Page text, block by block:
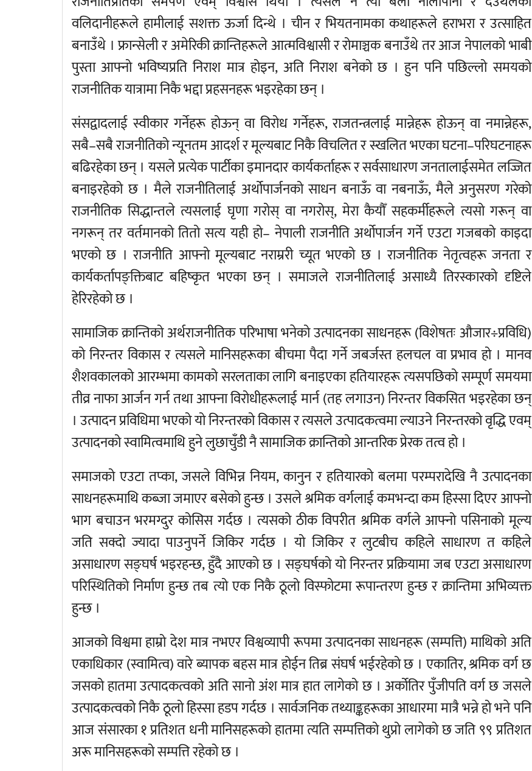
वलिदानीहरूले हामीलाई सशक्त ऊर्जा दिन्थे । चीन र भियतनामका कथाहरूले हराभरा र उत्साहित
बनाउँथे । फ्रान्सेली र अमेरिकी क्रान्तिहरूले आत्मविश्वासी र रोमाञ्चक बनाउँथे तर आज नेपालको भाबी
पुस्ता आफ्नो भविष्यप्रति निराश मात्र होइन, अति निराश बनेको छ । हुन पनि पछिल्लो समयको
राजनीतिक यात्रामा निकै भद्दा प्रहसनहरू भइरहेका छन् ।
संसद्वादलाई स्वीकार गर्नेहरू होऊन् वा विरोध गर्नेहरू, राजतन्त्रलाई मान्नेहरू होऊन् वा नमान्नेहरू,
सबै–सबै राजनीतिको न्यूनतम आदर्श र मूल्यबाट निकै विचलित र स्खलित भएका घटना–परिघटनाहरू
बढिरहेका छन् । यसले प्रत्येक पार्टीका इमानदार कार्यकर्ताहरू र सर्वसाधारण जनतालाईसमेत लज्जित
बनाइरहेको छ । मैले राजनीतिलाई अर्थोपार्जनको साधन बनाऊँ वा नबनाऊँ, मैले अनुसरण गरेको
राजनीतिक सिद्धान्तले त्यसलाई घृणा गरोस् वा नगरोस्, मेरा कैयौँ सहकर्मीहरूले त्यसो गरून् वा
नगरून् तर वर्तमानको तितो सत्य यही हो– नेपाली राजनीति अर्थोपार्जन गर्ने एउटा गजबको काइदा
भएको छ । राजनीति आफ्नो मूल्यबाट नराम्ररी च्यूत भएको छ । राजनीतिक नेतृत्वहरू जनता र
कार्यकर्तापङ्क्तिबाट बहिष्कृत भएका छन् । समाजले राजनीतिलाई असाध्यै तिरस्कारको दृष्टिले
हेरिरहेको छ ।
सामाजिक क्रान्तिको अर्थराजनीतिक परिभाषा भनेको उत्पादनका साधनहरू (विशेषतः औजार÷प्रविधि)
को निरन्तर विकास र त्यसले मानिसहरूका बीचमा पैदा गर्ने जबर्जस्त हलचल वा प्रभाव हो । मानव
शैशवकालको आरम्भमा कामको सरलताका लागि बनाइएका हतियारहरू त्यसपछिको सम्पूर्ण समयमा
तीव्र नाफा आर्जन गर्न तथा आफ्ना विरोधीहरूलाई मार्न (तह लगाउन) निरन्तर विकसित भइरहेका छन्
। उत्पादन प्रविधिमा भएको यो निरन्तरको विकास र त्यसले उत्पादकत्वमा ल्याउने निरन्तरको वृद्धि एवम्
उत्पादनको स्वामित्वमाथि हुने लुछाचुँडी नै सामाजिक क्रान्तिको आन्तरिक प्रेरक तत्व हो ।
समाजको एउटा तप्का, जसले विभिन्न नियम, कानुन र हतियारको बलमा परम्परादेखि नै उत्पादनका
साधनहरूमाथि कब्जा जमाएर बसेको हुन्छ । उसले श्रमिक वर्गलाई कमभन्दा कम हिस्सा दिएर आफ्नो
भाग बचाउन भरमग्दुर कोसिस गर्दछ । त्यसको ठीक विपरीत श्रमिक वर्गले आफ्नो पसिनाको मूल्य
जति सक्दो ज्यादा पाउनुपर्ने जिकिर गर्दछ । यो जिकिर र लुटबीच कहिले साधारण त कहिले
असाधारण सङ्घर्ष भइरहन्छ, हुँदै आएको छ । सङ्घर्षको यो निरन्तर प्रक्रियामा जब एउटा असाधारण
परिस्थितिको निर्माण हुन्छ तब त्यो एक निकै ठूलो विस्फोटमा रूपान्तरण हुन्छ र क्रान्तिमा अभिव्यक्त
हुन्छ ।
आजको विश्वमा हाम्रो देश मात्र नभएर विश्वव्यापी रूपमा उत्पादनका साधनहरू (सम्पत्ति) माथिको अति
एकाधिकार (स्वामित्व) वारे ब्यापक बहस मात्र होईन तिब्र संघर्ष भईरहेको छ । एकातिर, श्रमिक वर्ग छ
जसको हातमा उत्पादकत्वको अति सानो अंश मात्र हात लागेको छ । अर्कोतिर पुँजीपति वर्ग छ जसले
उत्पादकत्वको निकै ठूलो हिस्सा हडप गर्दछ । सार्वजनिक तथ्याङ्कहरूका आधारमा मात्रै भन्ने हो भने पनि
आज संसारका १ प्रतिशत धनी मानिसहरूको हातमा त्यति सम्पत्तिको थुप्रो लागेको छ जति ९९ प्रतिशत
अरू मानिसहरूको सम्पत्ति रहेको छ ।